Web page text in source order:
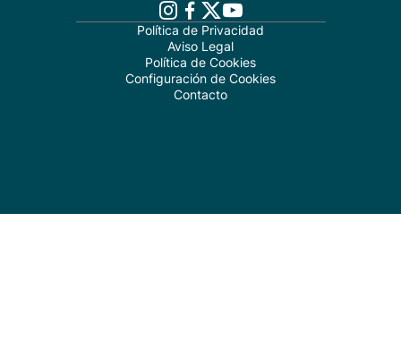
Política de Privacidad
Aviso Legal
Política de Cookies
Configuración de Cookies
Contacto